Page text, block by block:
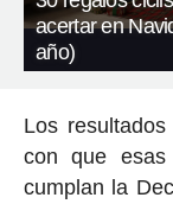
acertar en
año)
Los
con que
cumplan la